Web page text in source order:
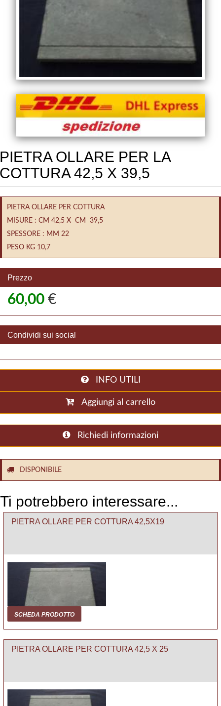
PIETRA OLLARE PER LA
COTTURA 42,5 X 39,5
PIETRA OLLARE PER COTTURA
MISURE : CM 42,5 X CM 39,5
SPESSORE : MM 22
PESO KG 10,7
Prezzo
60,00 €
Condividi sui social
INFO UTILI
Aggiungi al carrello
Richiedi informazioni
DISPONIBILE
Ti potrebbero interessare...
PIETRA OLLARE PER COTTURA 42,5X19
SCHEDA PRODOTTO
PIETRA OLLARE PER COTTURA 42,5 X 25